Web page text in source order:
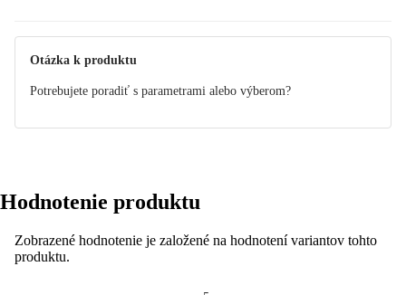
Otázka k produktu
Potrebujete poradiť s parametrami alebo výberom?
Hodnotenie produktu
Zobrazené hodnotenie je založené na hodnotení variantov tohto
produktu.